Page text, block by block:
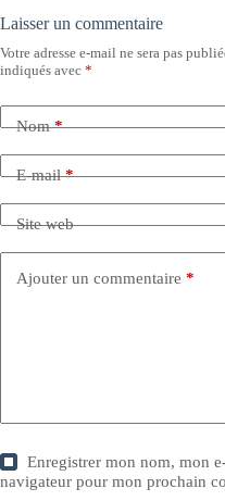
Laisser un commentaire
Votre adresse e-mail ne sera pas
indiqués avec *
Nom*
E-mail*
Site web
Ajouter un commentaire *
Enregistrer mon nom, mon
navigateur pour mon prochain